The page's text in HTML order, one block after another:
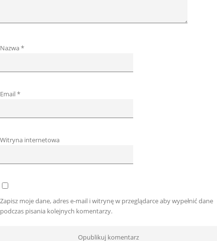
Nazwa*
Email*
Witryna internetowa
Zapisz moje dane, adres e-mail i witrynę w przeglądarce aby wypełnić dane
podczas pisania kolejnych komentarzy.